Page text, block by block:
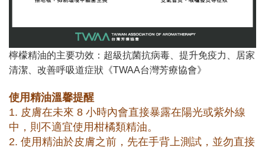
檸檬精油的主要功效：超級抗菌抗病毒、提升免疫力、居家
清潔、改善呼吸道症狀 《TWAA台灣芳療協會》
使用精油溫馨提醒
1. 皮膚在未來 8 小時內會直接暴露在陽光或紫外線
中，則不適宜使用柑橘類精油。
2. 使用精油於皮膚之前，先在手背上測試，並勿直接